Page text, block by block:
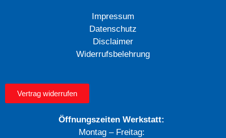
Impressum
Datenschutz
Disclaimer
Widerrufsbelehrung
Vertrag widerrufen
Öffnungszeiten Werkstatt:
Montag – Freitag: